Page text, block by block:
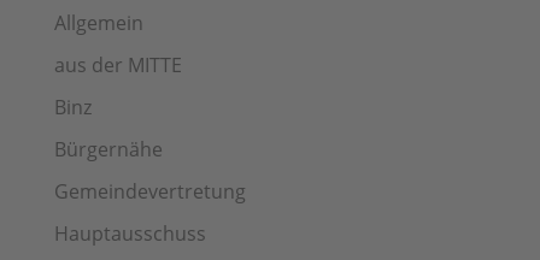
Allgemein
aus der MITTE
Binz
Bürgernähe
Gemeindevertretung
Hauptausschuss